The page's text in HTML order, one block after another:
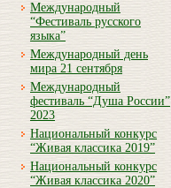
Международный
“Фестиваль русского
языка”
Международный день
мира 21 сентября
Международный
фестиваль “Душа России”
2023
Национальный конкурс
“Живая классика 2019”
Национальный конкурс
“Живая классика 2020”